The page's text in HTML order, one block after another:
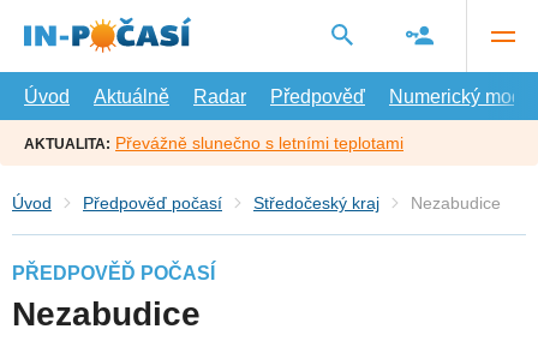
hlavní
Úvod
Aktuálně Radar Předpověď Numerický model
AKTUALITA: Převážně slunečno s letními teplotami
Úvod Předpověď počasí Středočeský kraj Nezabudice
PŘEDPOVĚĎ POČASÍ
Nezabudice